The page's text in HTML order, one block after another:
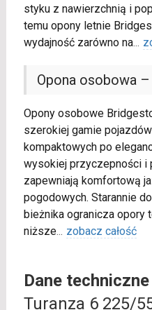
styku z nawierzchnią i
temu opony letnie
wydajność zarówno na...
Opona osobowa –
Opony osobowe
szerokiej gamie
kompaktowych po
wysokiej przyczepności i
zapewniają komfortową
pogodowych. Starannie
bieżnika ogranicza opory
niższe... zobacz całość
Dane techniczne
Turanza 6 225/